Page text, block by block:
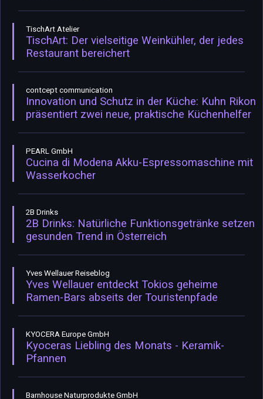
TischArt Atelier
TischArt: Der vielseitige Weinkühler, der jedes
Restaurant bereichert
contcept communication
Innovation und Schutz in der Küche: Kuhn Rikon
präsentiert zwei neue, praktische Küchenhelfer
PEARL GmbH
Cucina di Modena Akku-Espressomaschine mit
Wasserkocher
2B Drinks
2B Drinks: Natürliche Funktionsgetränke setzen
gesunden Trend in Österreich
Yves Wellauer Reiseblog
Yves Wellauer entdeckt Tokios geheime
Ramen-Bars abseits der Touristenpfade
KYOCERA Europe GmbH
Kyoceras Liebling des Monats - Keramik-
Pfannen
Barnhouse Naturprodukte GmbH